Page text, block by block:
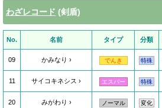
わざレコード (剣盾)
No. 名前 タイプ 分類
09 かみなり でんき 特殊
11 サイコキネシス エスパー 特殊
20 みがわり ノーマル 変化